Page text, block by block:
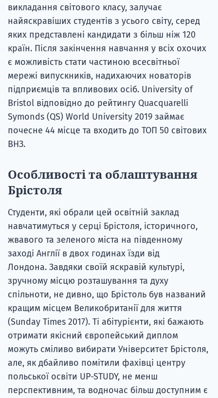
викладання світового класу, залучає
найяскравіших студентів з усього світу, серед
яких представлені кандидати з більш ніж 120
країн. Після закінчення навчання у всіх охочих
є можливість стати частиною всесвітньої
мережі випускників, надихаючих новаторів
підприємців та впливових осіб. University of
Bristol відповідно до рейтингу Quacquarelli
Symonds (QS) World University 2019 займає
почесне 44 місце та входить до ТОП 50 світових
ВНЗ.
Особливості та облаштування
Брістоля
Студенти, які обрали цей освітній заклад
навчатимуться у серці Брістоля, історичного,
жвавого та зеленого міста на південному
заході Англії в двох годинах їзди від
Лондона. Завдяки своїй яскравій культурі,
зручному місцю розташування та духу
спільноти, не дивно, що Брістоль був названий
кращим місцем Великобританії для життя
(Sunday Times 2017). Ті абітурієнти, які бажають
отримати якісний європейський диплом
можуть сміливо вибирати Університет Брістоля,
але, як дбайливо помітили фахівці центру
польської освіти UP-STUDY, не менш
перспективним, та водночас більш доступним є